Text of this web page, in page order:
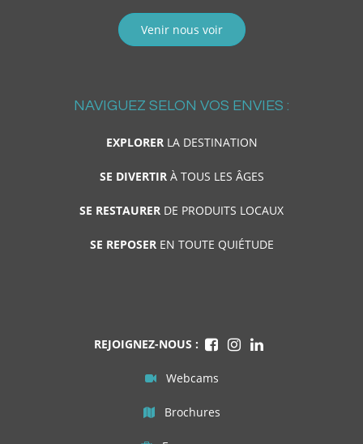
Venir nous voir
NAVIGUEZ SELON VOS ENVIES :
EXPLORERLA DESTINATION
SE DIVERTIRÀ TOUS LES ÂGES
SE RESTAURER DE PRODUITS LOCAUX
SE REPOSEREN TOUTE QUIÉTUDE
REJOIGNEZ-NOUS :
Webcams
Brochures